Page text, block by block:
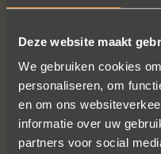
Deze website maakt
We gebruiken cookies
personaliseren, om
en om ons
informatie over uw
partners voor social